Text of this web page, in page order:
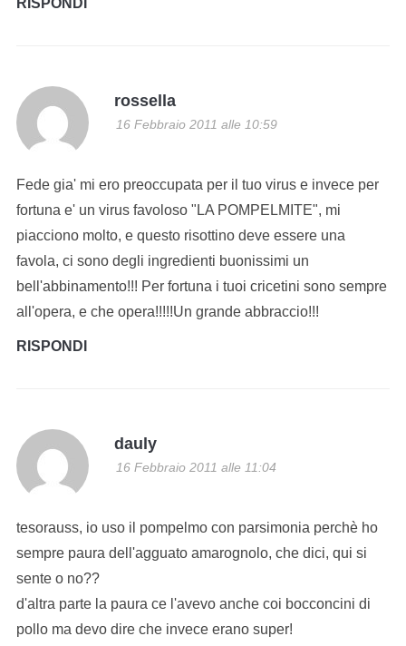
RISPONDI
rossella
16 Febbraio 2011 alle 10:59
Fede gia' mi ero preoccupata per il tuo virus e invece per
fortuna e' un virus favoloso "LA POMPELMITE", mi
piacciono molto, e questo risottino deve essere una
favola, ci sono degli ingredienti buonissimi un
bell'abbinamento!!! Per fortuna i tuoi cricetini sono sempre
all'opera, e che opera!!!!!Un grande abbraccio!!!
RISPONDI
dauly
16 Febbraio 2011 alle 11:04
tesorauss, io uso il pompelmo con parsimonia perchè ho
sempre paura dell'agguato amarognolo, che dici, qui si
sente o no??
d'altra parte la paura ce l'avevo anche coi bocconcini di
pollo ma devo dire che invece erano super!